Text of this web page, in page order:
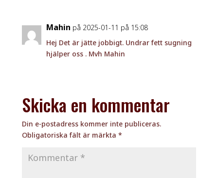
Mahin på 2025-01-11 på 15:08
Hej Det är jätte jobbigt. Undrar fett sugning
hjälper oss . Mvh Mahin
Skicka en kommentar
Din e-postadress kommer inte publiceras.
Obligatoriska fält är märkta *